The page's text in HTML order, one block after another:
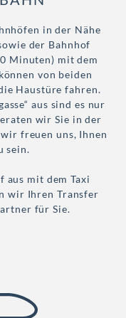
in der Nähe
der Bahnhof
Minuten) mit dem
von beiden
Haustüre fahren.
aus sind es nur
wir Sie in der
freuen uns, Ihnen
sein.
aus mit dem Taxi
wir Ihren Transfer
für Sie.